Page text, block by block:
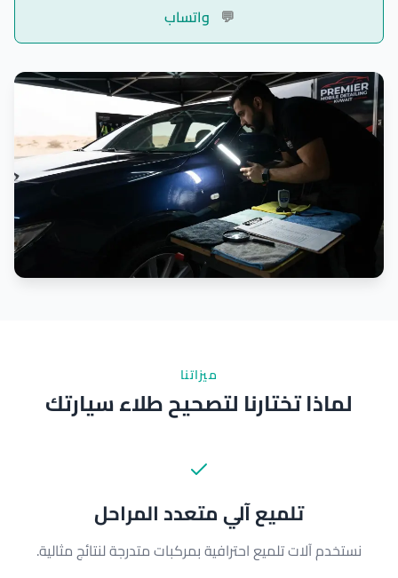
💬 واتساب
ميزاتنا
لماذا تختارنا لتصحيح طلاء سيارتك
تلميع آلي متعدد المراحل
نستخدم آلات تلميع احترافية بمركبات متدرجة لنتائج مثالية.